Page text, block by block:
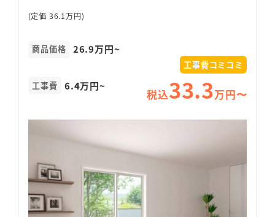
(定価 36.1万円)
商品価格 26.9万円~
工事費 6.4万円~
工事費コミコミ
税込33.3万円〜